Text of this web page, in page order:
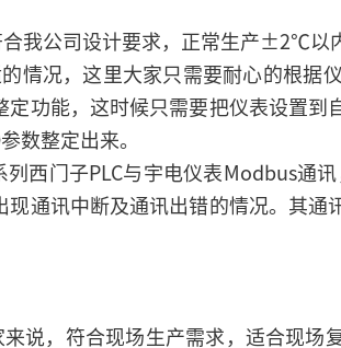
我公司设计要求，正常生产±2℃以
情况，这里大家只需要耐心的根据
定功能，这时候只需要把仪表设置
数整定出来。
西门子PLC与宇电仪表Modbus通
现通讯中断及通讯出错的情况。其通
说，符合现场生产需求，适合现场